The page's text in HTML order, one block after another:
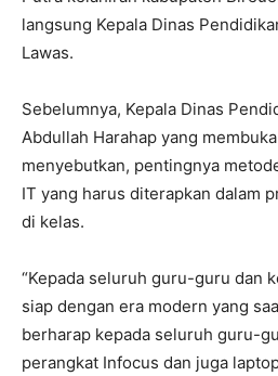
langsung Kepala Dinas
Lawas.
Sebelumnya, Kepala Dinas
Abdullah Harahap yang
menyebutkan, pentingnya
IT yang harus diterapkan dalam
di kelas.
“Kepada seluruh guru-guru dan
siap dengan era modern yang
berharap kepada seluruh guru-
perangkat Infocus dan juga